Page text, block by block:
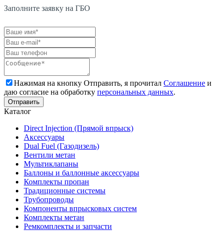
Заполните заявку на ГБО
Нажимая на кнопку Отправить, я прочитал Соглашение и
даю согласие на обработку персональных данных.
Каталог
Direct Injection (Прямой впрыск)
Аксессуары
Dual Fuel (Газодизель)
Вентили метан
Мультиклапаны
Баллоны и баллонные аксессуары
Комплекты пропан
Традиционные системы
Трубопроводы
Компоненты впрысковых систем
Комплекты метан
Ремкомплекты и запчасти